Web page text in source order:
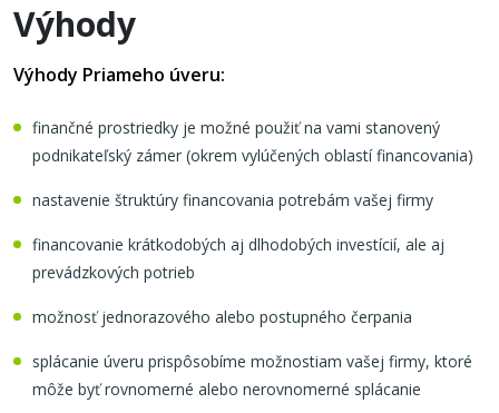
Výhody
Výhody Priameho úveru:
finančné prostriedky je možné použiť na vami stanovený
podnikateľský zámer (okrem vylúčených oblastí financovania)
nastavenie štruktúry financovania potrebám vašej firmy
financovanie krátkodobých aj dlhodobých investícií, ale aj
prevádzkových potrieb
možnosť jednorazového alebo postupného čerpania
splácanie úveru prispôsobíme možnostiam vašej firmy, ktoré
môže byť rovnomerné alebo nerovnomerné splácanie